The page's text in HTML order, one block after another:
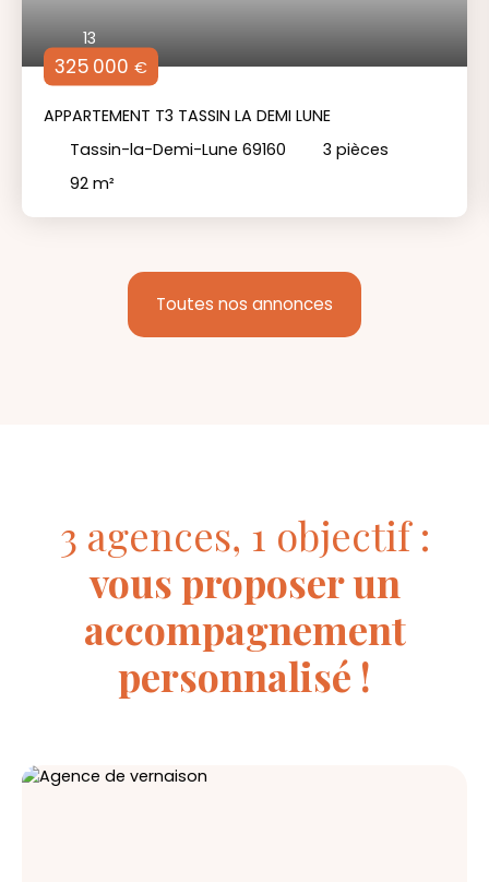
13
325 000 €
APPARTEMENT T3 TASSIN LA DEMI LUNE
Tassin-la-Demi-Lune 69160
3 pièces
92 m²
Toutes nos annonces
3 agences, 1 objectif :
vous proposer un
accompagnement
personnalisé !